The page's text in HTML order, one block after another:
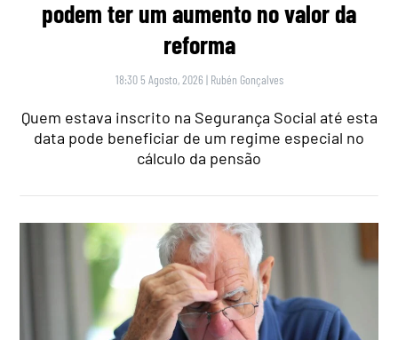
podem ter um aumento no valor da
reforma
18:30 5 Agosto, 2026 | Rubén Gonçalves
Quem estava inscrito na Segurança Social até esta
data pode beneficiar de um regime especial no
cálculo da pensão